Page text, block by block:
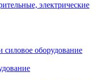
электрические
силовое оборудование